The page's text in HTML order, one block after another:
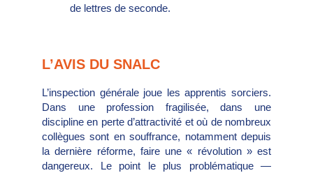
de lettres de seconde.
L’AVIS DU SNALC
L’inspection générale joue les apprentis sorciers.
Dans une profession fragilisée, dans une
discipline en perte d’attractivité et où de nombreux
collègues sont en souffrance, notamment depuis
la dernière réforme, faire une « révolution » est
dangereux. Le point le plus problématique —